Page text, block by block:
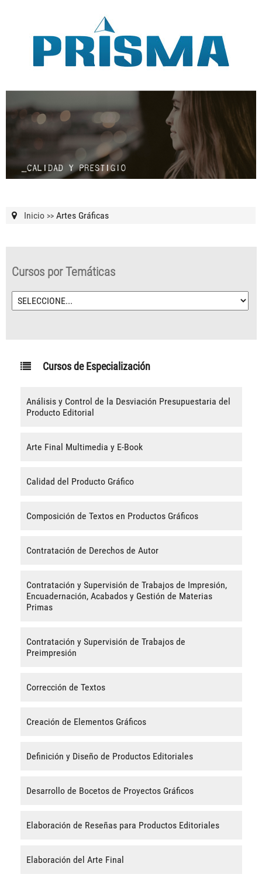
Inicio >> Artes Gráficas
Cursos por Temáticas
Cursos de Especialización
Análisis y Control de la Desviación Presupuestaria del
Producto Editorial
Arte Final Multimedia y E-Book
Calidad del Producto Gráfico
Composición de Textos en Productos Gráficos
Contratación de Derechos de Autor
Contratación y Supervisión de Trabajos de Impresión,
Encuadernación, Acabados y Gestión de Materias
Primas
Contratación y Supervisión de Trabajos de
Preimpresión
Corrección de Textos
Creación de Elementos Gráficos
Definición y Diseño de Productos Editoriales
Desarrollo de Bocetos de Proyectos Gráficos
Elaboración de Reseñas para Productos Editoriales
Elaboración del Arte Final